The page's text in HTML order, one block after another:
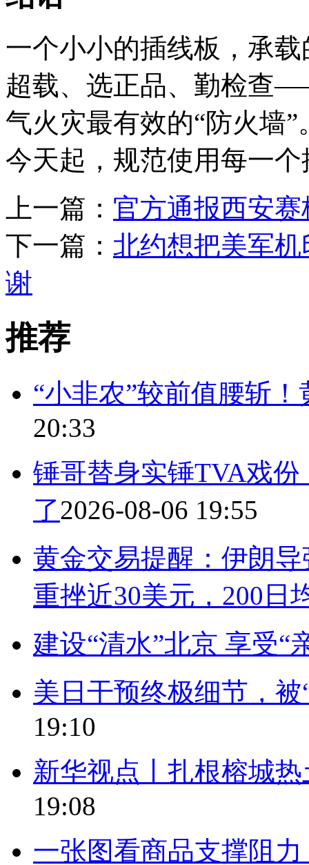
一个小小的插线板，承
超载、选正品、勤检查
气火灾最有效的“防火墙
今天起，规范使用每一个
上一篇： 官方通报西安
下一篇： 北约想把美军
谢
推荐
“小非农”较前值腰斩
20:33
锤哥替身实锤TVA戏
了2026-08-06 19:55
黄金交易提醒：伊朗
重挫近30美元，200日
建设“清水”北京 享受“
美日干预终极细节，
19:10
新华视点丨扎根榕城
19:08
一张图看商品支撑阻